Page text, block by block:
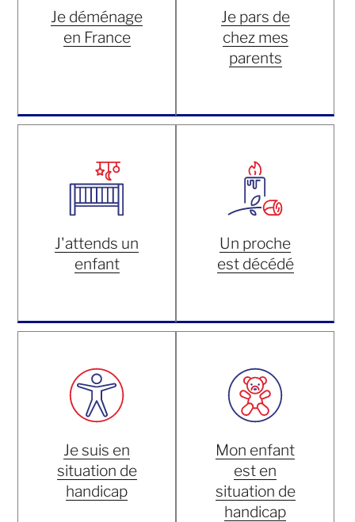
Je déménage
en France
Je pars de
chez mes
parents
J'attends un
enfant
Un proche
est décédé
Je suis en
situation de
handicap
Mon enfant
est en
situation de
handicap